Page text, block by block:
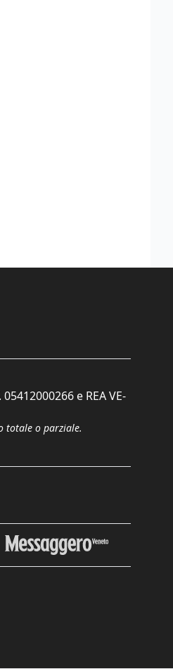
e REA VE-
totale o parziale.